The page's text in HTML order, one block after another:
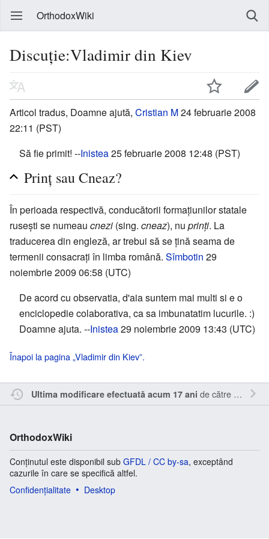
OrthodoxWiki
Discuție:Vladimir din Kiev
Articol tradus, Doamne ajută, Cristian M24 februarie 2008
22:11 (PST)
Să fie primit! --Inistea25 februarie 2008 12:48 (PST)
Prinţ sau Cneaz?
În perioada respectivă, conducătorii formaţiunilor statale
ruseşti se numeau cnezi (sing. cneaz), nu prinţi. La
traducerea din engleză, ar trebui să se ţină seama de
termenii consacraţi în limba română. Sîmbotin 29
noiembrie 2009 06:58 (UTC)
De acord cu observatia, d'aia suntem mai multi si e o
enciclopedie colaborativa, ca sa imbunatatim lucurile. :)
Doamne ajuta. --Inistea29 noiembrie 2009 13:43 (UTC)
Înapoi la pagina „Vladimir din Kiev”.
Ultima modificare efectuată acum 17 ani de către Inistea
OrthodoxWiki
Conținutul este disponibil sub GFDL / CC by-sa, exceptând
cazurile în care se specifică altfel.
Confidențialitate
Desktop